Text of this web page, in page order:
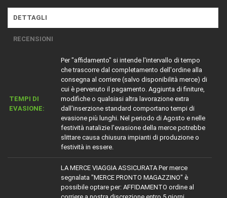
DETTAGLI
RECENSIONI
TEMPI DI
EVASIONE:
Per "affidamento" si intende l'intervallo di tempo
che trascorre dal completamento dell'ordine alla
consegna al corriere (salvo disponibilità merce) di
cui è pervenuto il pagamento. Aggiunta di finiture,
modifiche o qualsiasi altra lavorazione extra
dall'inserzione standard comportano tempi di
evasione più lunghi. Nel periodo di Agosto e nelle
festività natalizie l'evasione della merce potrebbe
slittare causa chiusura impianti di produzione o
festività in essere.
LA MERCE VIAGGIA ASSICURATA Per merce
segnalata "MERCE PRONTO MAGAZZINO" è
possibile optare per: AFFIDAMENTO ordine al